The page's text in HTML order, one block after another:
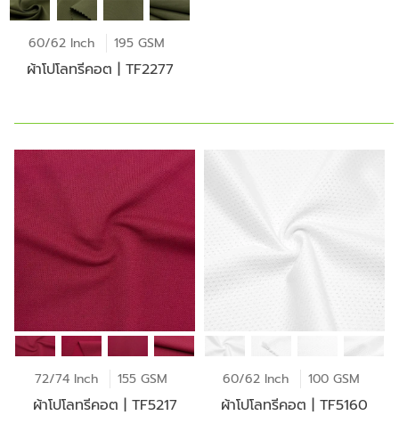
60/62 Inch 195 GSM
ผ้าโปโลทรีคอต | TF2277
72/74 Inch 155 GSM
ผ้าโปโลทรีคอต | TF5217
60/62 Inch 100 GSM
ผ้าโปโลทรีคอต | TF5160